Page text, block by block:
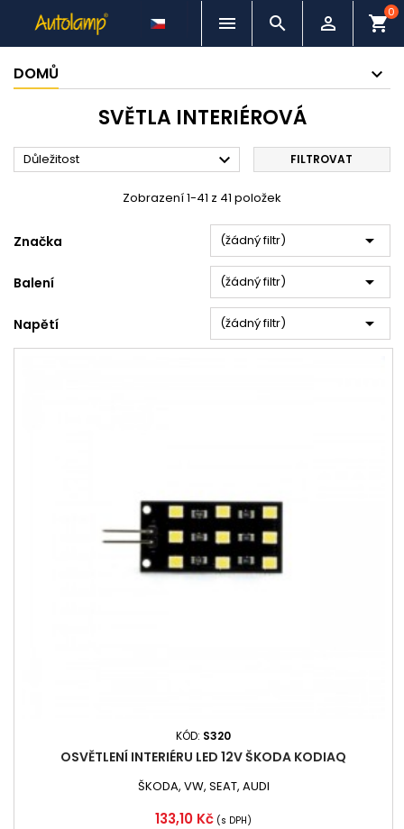
   shopping_cart
0
DOMŮ
SVĚTLA INTERIÉROVÁ
Důležitost  FILTROVAT
Zobrazení 1-41 z 41 položek
Značka (žádný filtr) 
Balení (žádný filtr) 
Napětí (žádný filtr) 
KÓD: S320
OSVĚTLENÍ INTERIÉRU LED 12V ŠKODA KODIAQ
ŠKODA, VW, SEAT, AUDI
Cena
133,10 Kč (s DPH)